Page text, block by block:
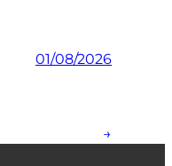
01/08/2026
→